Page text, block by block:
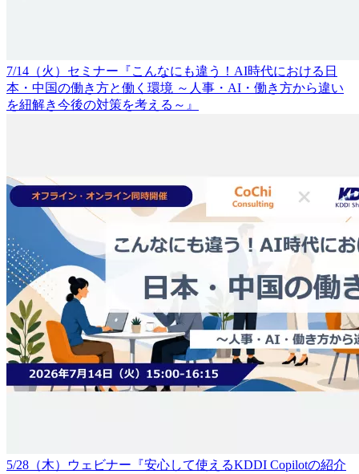
7/14（火）セミナー『こんなにも違う！AI時代における日
本・中国の働き方と働く環境 ～人事・AI・働き方から違い
を紐解き今後の対策を考える～』
5/28（木）ウェビナー『安心して使えるKDDI Copilotの紹介